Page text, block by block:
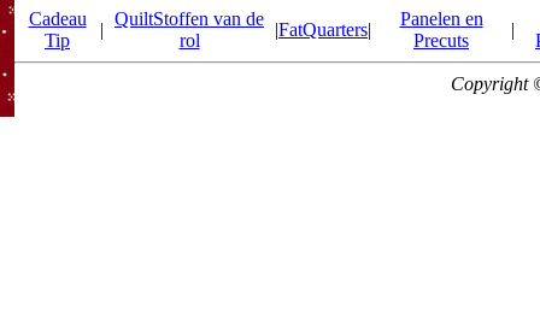
Cadeau
Tip
|
QuiltStoffen van de
rol
|FatQuarters|
Panelen en
Precuts
|
Copyright